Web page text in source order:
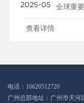
2025-05
全球重
发领域
查看详情
电话：16620512720
广州总部地址：广州市天河